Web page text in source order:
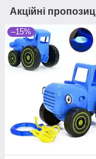
Акційні
–15%